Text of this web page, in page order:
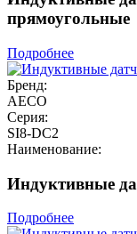
прямоугольные
Подробнее
Бренд:
AECO
Серия:
SI8-DC2
Наименование:
Индуктивные
Подробнее